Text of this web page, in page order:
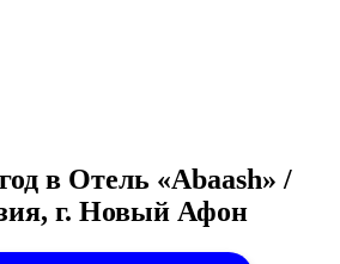
в Отель «Abaash» /
г. Новый Афон